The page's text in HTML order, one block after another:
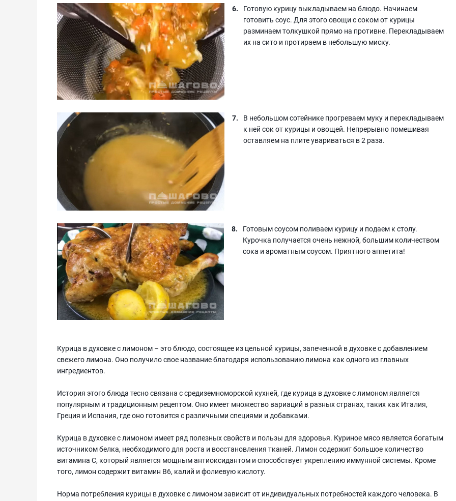
Готовую курицу выкладываем на блюдо. Начинаем
готовить соус. Для этого овощи с соком от курицы
разминаем толкушкой прямо на противне. Перекладываем
их на сито и протираем в небольшую миску.
В небольшом сотейнике прогреваем муку и перекладываем
к ней сок от курицы и овощей. Непрерывно помешивая
оставляем на плите увариваться в 2 раза.
Готовым соусом поливаем курицу и подаем к столу.
Курочка получается очень нежной, большим количеством
сока и ароматным соусом. Приятного аппетита!
Курица в духовке с лимоном – это блюдо, состоящее из цельной курицы, запеченной в духовке с добавлением
свежего лимона. Оно получило свое название благодаря использованию лимона как одного из главных
ингредиентов.
История этого блюда тесно связана с средиземноморской кухней, где курица в духовке с лимоном является
популярным и традиционным рецептом. Оно имеет множество вариаций в разных странах, таких как Италия,
Греция и Испания, где оно готовится с различными специями и добавками.
Курица в духовке с лимоном имеет ряд полезных свойств и пользы для здоровья. Куриное мясо является богатым
источником белка, необходимого для роста и восстановления тканей. Лимон содержит большое количество
витамина С, который является мощным антиоксидантом и способствует укреплению иммунной системы. Кроме
того, лимон содержит витамин В6, калий и фолиевую кислоту.
Норма потребления курицы в духовке с лимоном зависит от индивидуальных потребностей каждого человека. В